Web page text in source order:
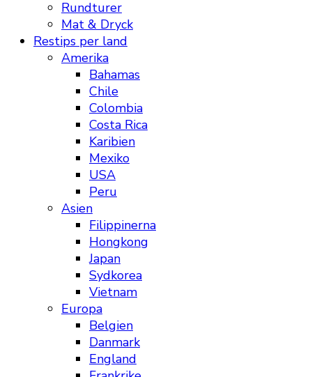
Rundturer
Mat & Dryck
Restips per land
Amerika
Bahamas
Chile
Colombia
Costa Rica
Karibien
Mexiko
USA
Peru
Asien
Filippinerna
Hongkong
Japan
Sydkorea
Vietnam
Europa
Belgien
Danmark
England